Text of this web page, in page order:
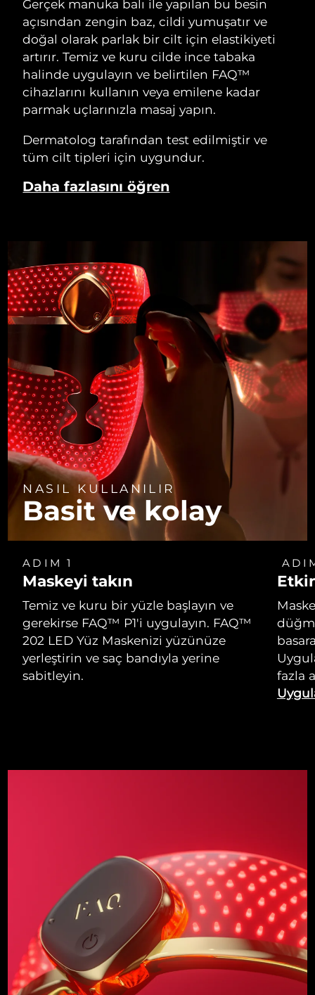
Gerçek manuka balı ile yapılan bu besin
açısından zengin baz, cildi yumuşatır ve
doğal olarak parlak bir cilt için elastikiyeti
artırır. Temiz ve kuru cilde ince tabaka
halinde uygulayın ve belirtilen FAQ™
cihazlarını kullanın veya emilene kadar
parmak uçlarınızla masaj yapın.
Dermatolog tarafından test edilmiştir ve
tüm cilt tipleri için uygundur.
Daha fazlasını öğren
NASIL KULLANILIR
Basit ve kolay
ADIM 1
Maskeyi takın
Temiz ve kuru bir yüzle başlayın ve
gerekirse FAQ™ P1'i uygulayın. FAQ™
202 LED Yüz Maskenizi yüzünüze
yerleştirin ve saç bandıyla yerine
sabitleyin.
fazla